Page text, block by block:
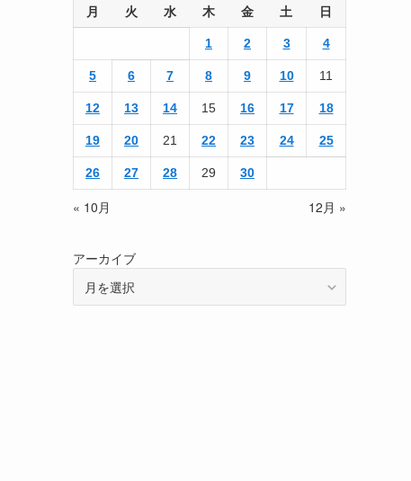
月 火 水 木 金 土 日
1 2 3 4
5 6 7 8 9 10 11
12 13 14 15 16 17 18
19 20 21 22 23 24 25
26 27 28 29 30
« 10月 12月 »
アーカイブ